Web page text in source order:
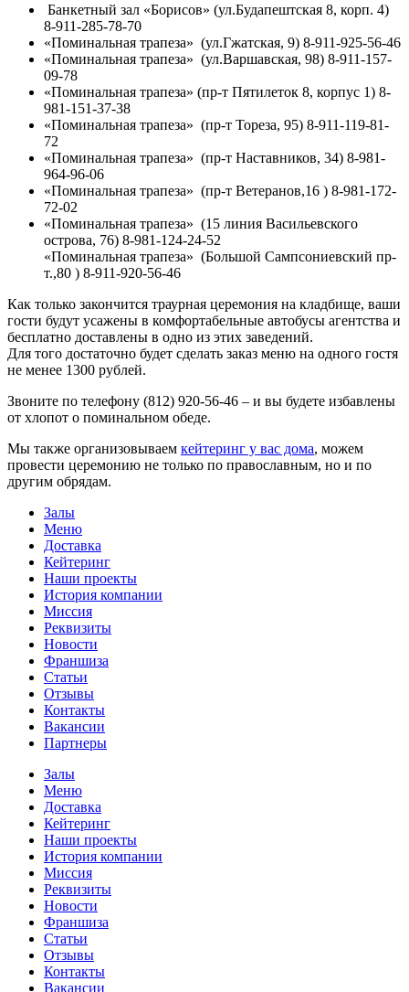
Банкетный зал «Борисов» (ул.Будапештская 8, корп. 4)
8-911-285-78-70
«Поминальная трапеза» (ул.Гжатская, 9) 8-911-925-56-46
«Поминальная трапеза» (ул.Варшавская, 98) 8-911-157-
09-78
«Поминальная трапеза» (пр-т Пятилеток 8, корпус 1) 8-
981-151-37-38
«Поминальная трапеза» (пр-т Тореза, 95) 8-911-119-81-
72
«Поминальная трапеза» (пр-т Наставников, 34) 8-981-
964-96-06
«Поминальная трапеза» (пр-т Ветеранов,16 ) 8-981-172-
72-02
«Поминальная трапеза» (15 линия Васильевского
острова, 76) 8-981-124-24-52
«Поминальная трапеза» (Большой Сампсониевский пр-
т.,80 ) 8-911-920-56-46
Как только закончится траурная церемония на кладбище, ваши
гости будут усажены в комфортабельные автобусы агентства и
бесплатно доставлены в одно из этих заведений.
Для того достаточно будет сделать заказ меню на одного гостя
не менее 1300 рублей.
Звоните по телефону (812) 920-56-46 – и вы будете избавлены
от хлопот о поминальном обеде.
Мы также организовываем кейтеринг у вас дома, можем
провести церемонию не только по православным, но и по
другим обрядам.
Залы
Меню
Доставка
Кейтеринг
Наши проекты
История компании
Миссия
Реквизиты
Новости
Франшиза
Статьи
Отзывы
Контакты
Вакансии
Партнеры
Залы
Меню
Доставка
Кейтеринг
Наши проекты
История компании
Миссия
Реквизиты
Новости
Франшиза
Статьи
Отзывы
Контакты
Вакансии